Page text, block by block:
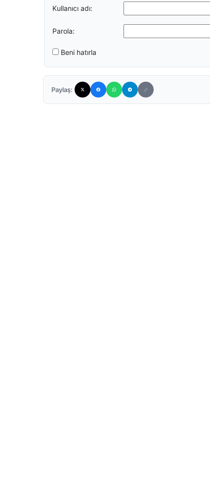
Kullanıcı adı:
Parola:
Beni hatırla
Paylaş: